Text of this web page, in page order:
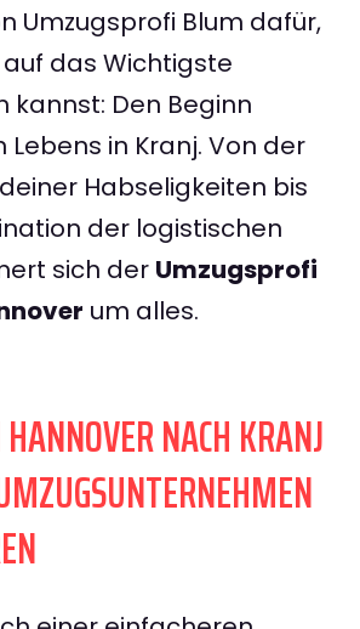
Umzugsprofi Blum dafür,
das Wichtigste
kannst: Den Beginn
Lebens in Kranj. Von der
Habseligkeiten bis
der logistischen
sich der Umzugsprofi
um alles.
NACH KRANJ